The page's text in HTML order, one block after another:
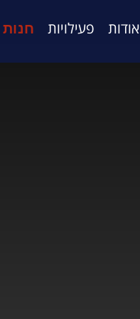
אודות פעילויות חנות